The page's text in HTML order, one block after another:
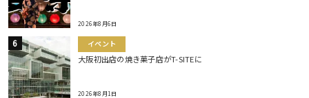
2026年8月6日
イベント
大阪初出店の焼き菓子店がT-SITEに
2026年8月1日